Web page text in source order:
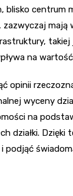
blisko centrum
mają
na
opinii
wyceny
na
działki. Dzięki
i podjąć